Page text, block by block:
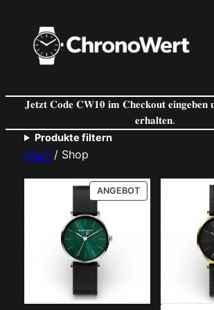
𝐉𝐞𝐭𝐳𝐭 𝐂𝐨𝐝𝐞 𝐂𝐖𝟏𝟎 𝐢𝐦 𝐂𝐡𝐞𝐜𝐤𝐨𝐮𝐭 𝐞𝐢𝐧𝐠𝐞𝐛𝐞𝐧
𝐞𝐫𝐡𝐚𝐥𝐭𝐞𝐧.
Produkte filtern
Start / Shop
ANGEBOTPRODUKT
IM